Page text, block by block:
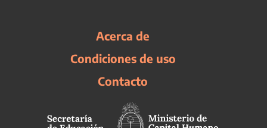
Acerca de
Condiciones de uso
Contacto